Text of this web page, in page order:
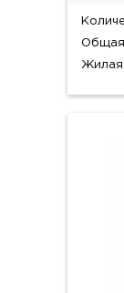
Общая
Жилая